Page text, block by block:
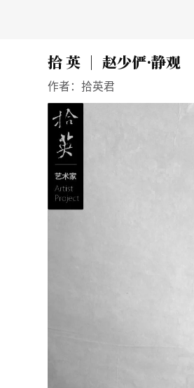
拾 英 ｜ 赵少俨·静观
作者： 拾英君